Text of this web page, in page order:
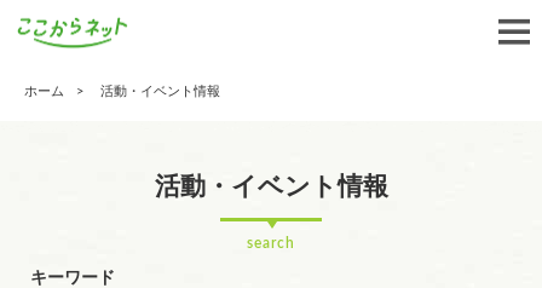
ホーム 活動・イベント情報
活動・イベント情報
search
キーワード